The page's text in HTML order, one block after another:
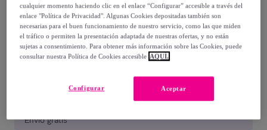
Vendido porUNIVERSAL XXI. Especialistas en alfombras
desde 1983
Entrega
Envío gratis
cualquier momento haciendo clic en el enlace “Configurar” accesible a través del
enlace "Política de Privacidad". Algunas Cookies depositadas también son
necesarias para el buen funcionamiento de nuestro servicio, como las que miden
el tráfico o permiten la presentación adaptada de nuestras ofertas, y no están
sujetas a consentimiento. Para obtener más información sobre las Cookies, puede
consultar nuestra Política de Cookies accesible AQUÍ.
Aceptar
Configurar